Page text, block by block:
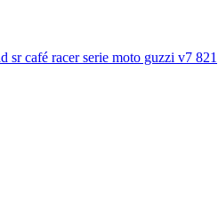
sr café racer serie moto guzzi v7 821